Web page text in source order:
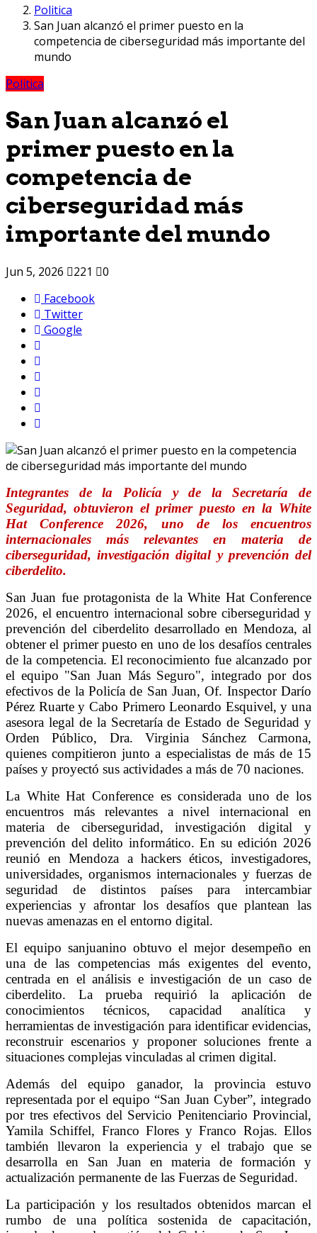
Politica
San Juan alcanzó el primer puesto en la
competencia de ciberseguridad más importante del
mundo
Politica
San Juan alcanzó el
primer puesto en la
competencia de
ciberseguridad más
importante del mundo
Jun 5, 2026 221
0
Facebook
Twitter
Google
Integrantes de la Policía y de la Secretaría de
Seguridad, obtuvieron el primer puesto en la White
Hat Conference 2026, uno de los encuentros
internacionales más relevantes en materia de
ciberseguridad, investigación digital y prevención del
ciberdelito.
San Juan fue protagonista de la White Hat Conference
2026, el encuentro internacional sobre ciberseguridad y
prevención del ciberdelito desarrollado en Mendoza, al
obtener el primer puesto en uno de los desafíos centrales
de la competencia. El reconocimiento fue alcanzado por
el equipo "San Juan Más Seguro", integrado por dos
efectivos de la Policía de San Juan, Of. Inspector Darío
Pérez Ruarte y Cabo Primero Leonardo Esquivel, y una
asesora legal de la Secretaría de Estado de Seguridad y
Orden Público, Dra. Virginia Sánchez Carmona,
quienes compitieron junto a especialistas de más de 15
países y proyectó sus actividades a más de 70 naciones.
La White Hat Conference es considerada uno de los
encuentros más relevantes a nivel internacional en
materia de ciberseguridad, investigación digital y
prevención del delito informático. En su edición 2026
reunió en Mendoza a hackers éticos, investigadores,
universidades, organismos internacionales y fuerzas de
seguridad de distintos países para intercambiar
experiencias y afrontar los desafíos que plantean las
nuevas amenazas en el entorno digital.
El equipo sanjuanino obtuvo el mejor desempeño en
una de las competencias más exigentes del evento,
centrada en el análisis e investigación de un caso de
ciberdelito. La prueba requirió la aplicación de
conocimientos técnicos, capacidad analítica y
herramientas de investigación para identificar evidencias,
reconstruir escenarios y proponer soluciones frente a
situaciones complejas vinculadas al crimen digital.
Además del equipo ganador, la provincia estuvo
representada por el equipo “San Juan Cyber”, integrado
por tres efectivos del Servicio Penitenciario Provincial,
Yamila Schiffel, Franco Flores y Franco Rojas. Ellos
también llevaron la experiencia y el trabajo que se
desarrolla en San Juan en materia de formación y
actualización permanente de las Fuerzas de Seguridad.
La participación y los resultados obtenidos marcan el
rumbo de una política sostenida de capacitación,